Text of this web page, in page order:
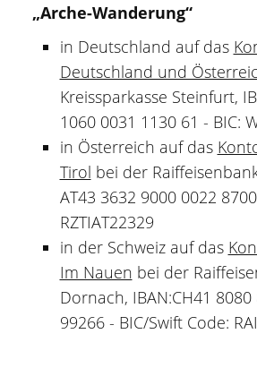
„Arche-Wanderung“
in Deutschland auf das
Deutschland und
Kreissparkasse Steinfurt,
1060 0031 1130 61 - BIC:
in Österreich auf das
Tirol bei der
AT43 3632 9000 0022
RZTIAT22329
in der Schweiz auf das
Im Nauen bei der
Dornach, IBAN:CH41
99266 - BIC/Swift Code: